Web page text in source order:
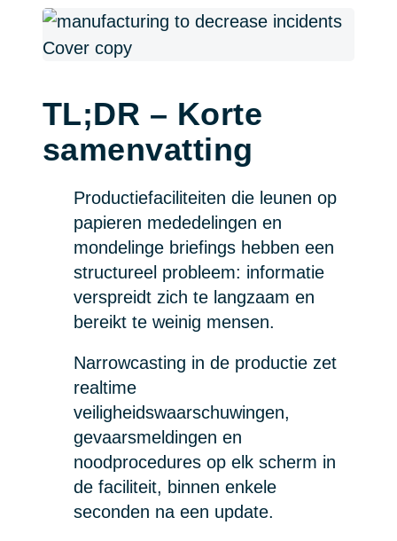
TL;DR – Korte
samenvatting
Productiefaciliteiten die leunen op
papieren mededelingen en
mondelinge briefings hebben een
structureel probleem: informatie
verspreidt zich te langzaam en
bereikt te weinig mensen.
Narrowcasting in de productie zet
realtime
veiligheidswaarschuwingen,
gevaarsmeldingen en
noodprocedures op elk scherm in
de faciliteit, binnen enkele
seconden na een update.